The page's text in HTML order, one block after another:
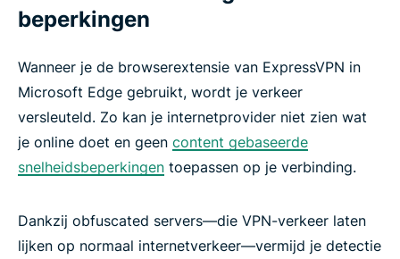
beperkingen
Wanneer je de browserextensie van ExpressVPN in
Microsoft Edge gebruikt, wordt je verkeer
versleuteld. Zo kan je internetprovider niet zien wat
je online doet en geen content gebaseerde
snelheidsbeperkingen toepassen op je verbinding.
Dankzij obfuscated servers—die VPN-verkeer laten
lijken op normaal internetverkeer—vermijd je detectie